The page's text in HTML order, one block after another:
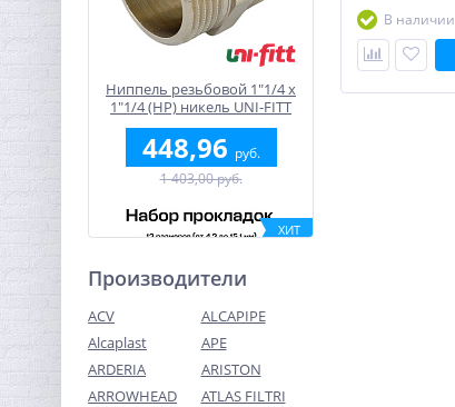
Ниппель резьбовой 1"1/4 x
1"1/4 (НР) никель UNI-FITT
448,96 руб.
1 403,00 руб.
ХИТ
Производители
ACV
ALCAPIPE
Alcaplast
APE
ARDERIA
ARISTON
ARROWHEAD
ATLAS FILTRI
В наличии